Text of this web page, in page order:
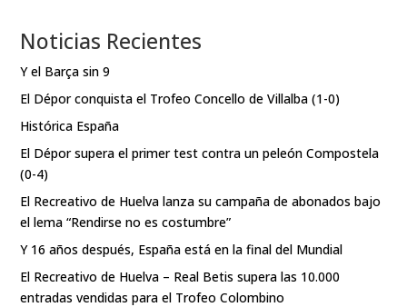
Noticias Recientes
Y el Barça sin 9
El Dépor conquista el Trofeo Concello de Villalba (1-0)
Histórica España
El Dépor supera el primer test contra un peleón Compostela
(0-4)
El Recreativo de Huelva lanza su campaña de abonados bajo
el lema “Rendirse no es costumbre”
Y 16 años después, España está en la final del Mundial
El Recreativo de Huelva – Real Betis supera las 10.000
entradas vendidas para el Trofeo Colombino